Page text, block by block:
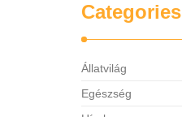
Categories
Állatvilág
Egészség